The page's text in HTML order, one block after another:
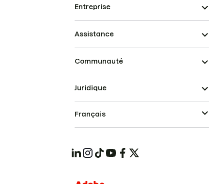
Entreprise
Assistance
Communauté
Juridique
Français